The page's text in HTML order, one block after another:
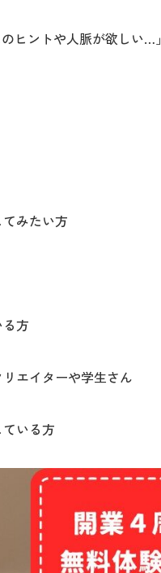
ヒントや人脈が欲しい…」
みたい方
方
エイターや学生さん
いる方